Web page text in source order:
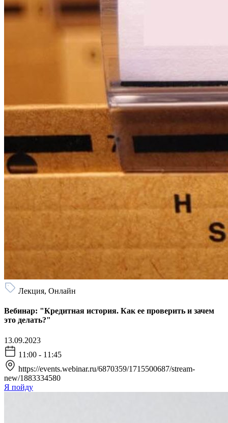
Лекция, Онлайн
Вебинар: "Кредитная история. Как ее проверить и зачем
это делать?"
13.09.2023
11:00 - 11:45
https://events.webinar.ru/6870359/1715500687/stream-
new/1883334580
Я пойду